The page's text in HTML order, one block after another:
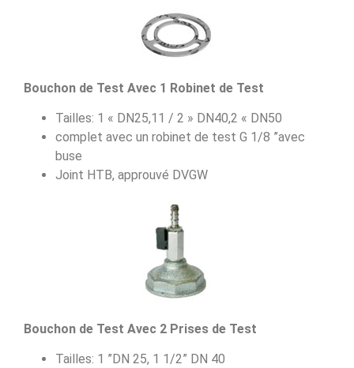
Bouchon de Test Avec 1 Robinet de Test
Tailles: 1 « DN25,11 / 2 » DN40,2 « DN50
complet avec un robinet de test G 1/8 ”avec
buse
Joint HTB, approuvé DVGW
Bouchon de Test Avec 2 Prises de Test
Tailles: 1 ”DN 25, 1 1/2” DN 40